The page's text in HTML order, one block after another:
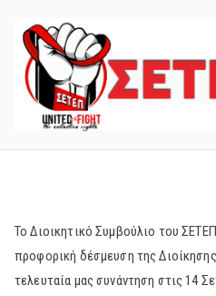
content
Το Διοικητικό Συμβούλιο του
προφορική δέσμευση της
τελευταία μας συνάντηση στις 14